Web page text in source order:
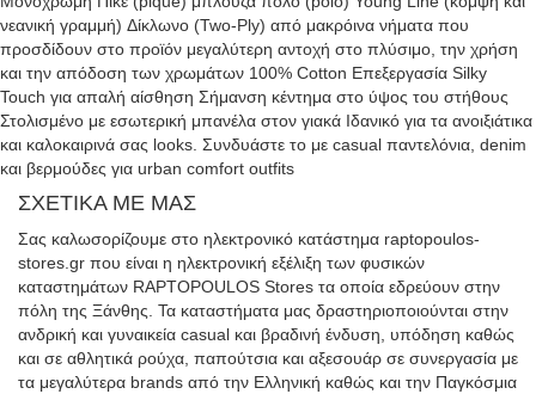
σελίδα
του
προϊόντος
νεανική γραμμή) Δίκλωνο (Two-Ply) από μακρόινα νήματα που
προσδίδουν στο προϊόν μεγαλύτερη αντοχή στο πλύσιμο, την χρήση
και την απόδοση των χρωμάτων 100% Cotton Επεξεργασία Silky
Touch για απαλή αίσθηση Σήμανση κέντημα στο ύψος του στήθους
Στολισμένο με εσωτερική μπανέλα στον γιακά Ιδανικό για τα ανοιξιάτικα
και καλοκαιρινά σας looks. Συνδυάστε το με casual παντελόνια, denim
και βερμούδες για urban comfort outfits
ΣΧΕΤΙΚΑ ΜΕ ΜΑΣ
Σας καλωσορίζουμε στο ηλεκτρονικό κατάστημα raptopoulos-
stores.gr που είναι η ηλεκτρονική εξέλιξη των φυσικών
καταστημάτων RAPTOPOULOS Stores τα οποία εδρεύουν στην
πόλη της Ξάνθης. Τα καταστήματα μας δραστηριοποιούνται στην
ανδρική και γυναικεία casual και βραδινή ένδυση, υπόδηση καθώς
και σε αθλητικά ρούχα, παπούτσια και αξεσουάρ σε συνεργασία με
τα μεγαλύτερα brands από την Ελληνική καθώς και την Παγκόσμια